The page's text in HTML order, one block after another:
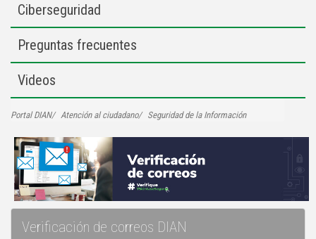
Ciberseguridad
Preguntas frecuentes
Videos
Portal DIAN Atención al ciudadano Seguridad de la Información
Verificación de correos DIAN